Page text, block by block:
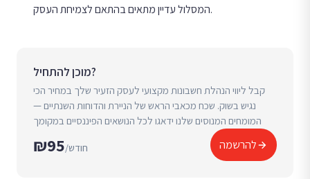
המסלול עדיין מתאים בהתאם לצמיחת העסק.
מוכן להתחיל?
קבל ליווי הנהלת חשבונות מקצועי לעסק הזעיר שלך במחיר הכי
נגיש בשוק. שכח מכאבי הראש של הניירת והדוחות השנתיים —
המומחים המנוסים שלנו ידאגו לכל הנושאים הפיננסיים במקומך
₪95 /חודש להרשמה